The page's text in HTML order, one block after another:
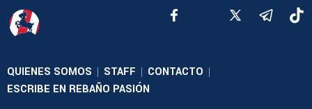
QUIENES SOMOS | STAFF | CONTACTO |
ESCRIBE EN REBAÑO PASIÓN